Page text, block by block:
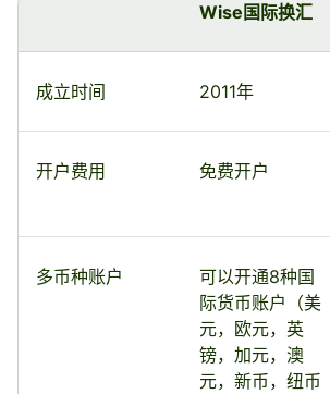
Wise国际换汇
成立时间 2011年
开户费用 免费开户
多币种账户
可以开通8种国
际货币账户（美
元，欧元，英
镑，加元，澳
元，新币，纽币